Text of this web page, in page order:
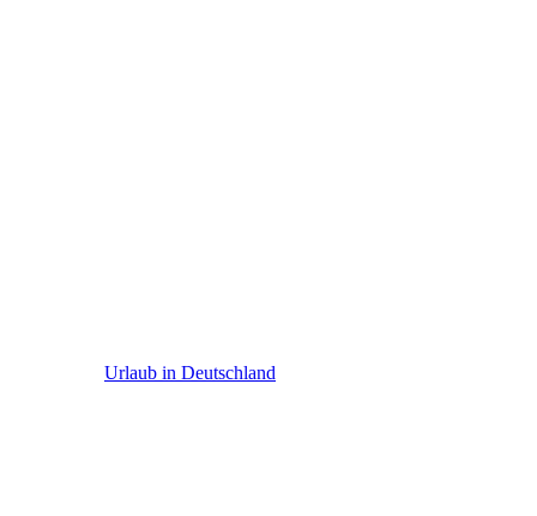
Urlaub in Deutschland